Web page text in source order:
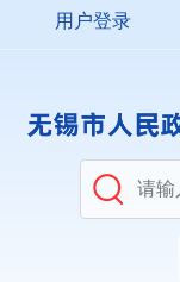
用户登录